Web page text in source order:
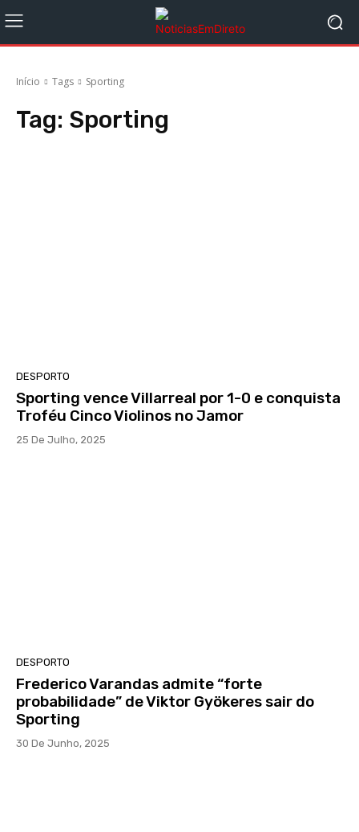
Início Tags Sporting
Tag: Sporting
DESPORTO
Sporting vence Villarreal por 1-0 e conquista
Troféu Cinco Violinos no Jamor
25 De Julho, 2025
DESPORTO
Frederico Varandas admite “forte
probabilidade” de Viktor Gyökeres sair do
Sporting
30 De Junho, 2025